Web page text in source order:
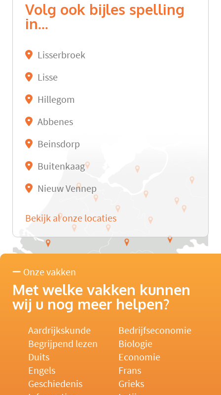
Volg ook bijles spelling
in...
Lisserbroek
Lisse
Hillegom
Abbenes
Beinsdorp
Buitenkaag
Nieuw Vennep
Bekijk al onze locaties
Onze vakken
Met welke vakken kunnen
wij u nog meer helpen?
Aardrijkskunde
Bedrijfseconomie
Begrijpend lezen
Biologie
Duits
Economie
Engels
Frans
Geschiedenis
Grieks